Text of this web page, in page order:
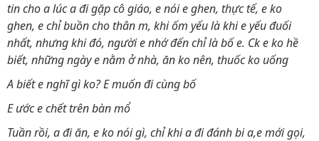
tin cho a lúc a đi gặp cô giáo, e nói e ghen, thực tế, e ko
ghen, e chỉ buồn cho thân m, khi ốm yếu là khi e yếu đuối
nhất, nhưng khi đó, người e nhớ đến chỉ là bố e. Ck e ko hề
biết, những ngày e nằm ở nhà, ăn ko nên, thuốc ko uống
A biết e nghĩ gì ko? E muốn đi cùng bố
E ước e chết trên bàn mổ
Tuần rồi, a đi ăn, e ko nói gì, chỉ khi a đi đánh bi a,e mới gọi,